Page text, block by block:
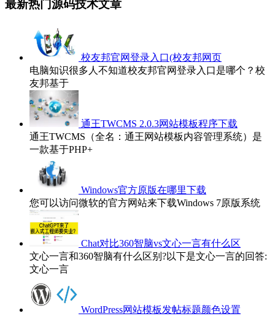
最新热门源码技术文章
校友邦官网登录入口(校友邦网页
电脑知识很多人不知道校友邦官网登录入口是哪个？校
友邦基于
通王TWCMS 2.0.3网站模板程序下载
通王TWCMS（全名：通王网站模板内容管理系统）是
一款基于PHP+
Windows官方原版在哪里下载
您可以访问微软的官方网站来下载Windows 7原版系统
Chat对比360智脑vs文心一言有什么区
文心一言和360智脑有什么区别?以下是文心一言的回答:
文心一言
WordPress网站模板发帖标题颜色设置